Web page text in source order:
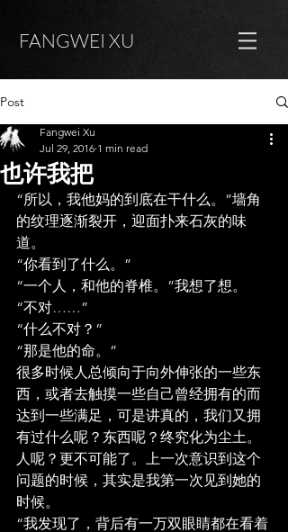
FANGWEI XU
Post
也许我把
Fangwei Xu
Jul 29, 2016 1 min read
“所以，我他妈的到底在干什么。”墙角
的纹理逐渐裂开，迎面扑来石灰的味
道。
“你看到了什么。”
“一个人，和他的脊椎。”我想了想。
“不对……”
“什么不对？”
“那是他的命。”
很多时候人总倾向于向外伸张的一些东
西，或者去触摸一些自己曾经拥有的而
达到一些满足，可是讲真的，我们又拥
有过什么呢？东西呢？终究化为尘土。
人呢？更不可能了。上一次意识到这个
问题的时候，其实是我第一次见到她的
时候。
“我发现了，背后有一万双眼睛都在看着